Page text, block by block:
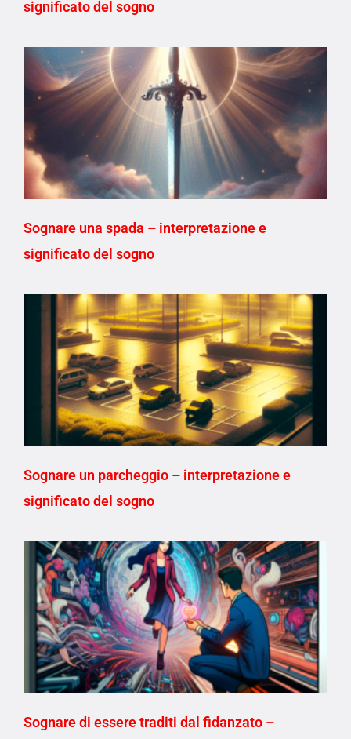
significato del sogno
Sognare una spada – interpretazione e
significato del sogno
Sognare un parcheggio – interpretazione e
significato del sogno
Sognare di essere traditi dal fidanzato –